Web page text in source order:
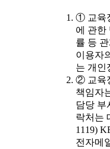
① 교육
에 관한
률 등
이용자
는 개인
② 교육
책임자
담당 부
락처는
1119)
전자메